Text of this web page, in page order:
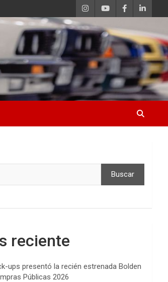
Buscar
reciente
ups presentó la recién estrenada Bolden
Públicas 2026